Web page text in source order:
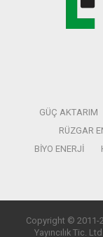
GÜÇ AKTARIM
RÜZGAR
BIYO ENERJI
Copyright © 2011-
Yayıncılık Tic.